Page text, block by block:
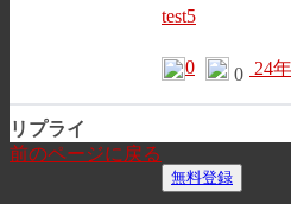
test5
0 0 24
リプライ
前のページに戻る
無料登録